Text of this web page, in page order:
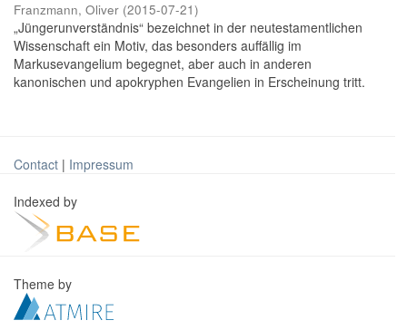
Franzmann, Oliver (2015-07-21)
„Jüngerunverständnis“ bezeichnet in der neutestamentlichen
Wissenschaft ein Motiv, das besonders auffällig im
Markusevangelium begegnet, aber auch in anderen
kanonischen und apokryphen Evangelien in Erscheinung tritt.
Contact | Impressum
Indexed by
Theme by